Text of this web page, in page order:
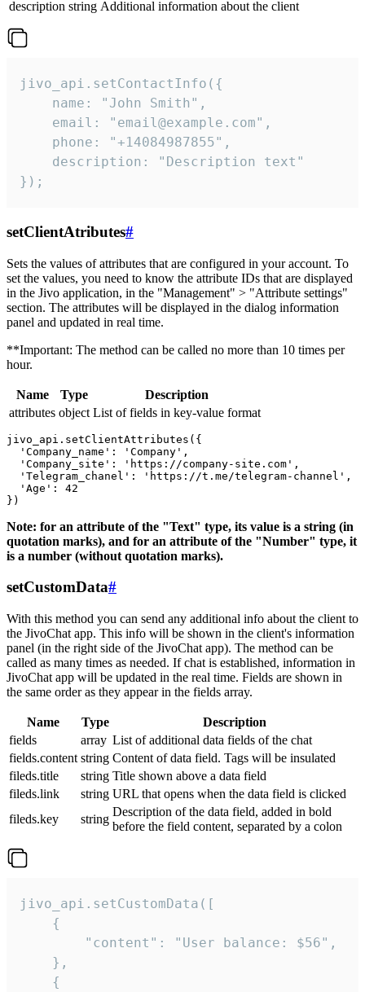
description string Additional information about the client
jivo_api.setContactInfo({
    name: "John Smith",
    email: "email@example.com",
    phone: "+14084987855",
    description: "Description text"
});
setClientAtributes#
Sets the values ​​of attributes that are configured in your account. To
set the values, you need to know the attribute IDs that are displayed
in the Jivo application, in the "Management" > "Attribute settings"
section. The attributes will be displayed in the dialog information
panel and updated in real time.
**Important: The method can be called no more than 10 times per
hour.
Name Type
Description
attributes object List of fields in key-value format
jivo_api.setClientAttributes({
  'Company_name': 'Company',
  'Company_site': 'https://company-site.com',
  'Telegram_chanel': 'https://t.me/telegram-channel',
  'Age': 42
Note: for an attribute of the "Text" type, its value is a string (in
quotation marks), and for an attribute of the "Number" type, it
is a number (without quotation marks).
setCustomData#
With this method you can send any additional info about the client to
the JivoChat app. This info will be shown in the client's information
panel (in the right side of the JivoChat app). The method can be
called as many times as needed. If chat is established, information in
JivoChat app will be updated in the real time. Fields are shown in
the same order as they appear in the fields array.
Name Type
Description
fields
array List of additional data fields of the chat
fields.content string Content of data field. Tags will be insulated
fileds.title
string Title shown above a data field
fileds.link
string URL that opens when the data field is clicked
fileds.key
string
Description of the data field, added in bold
before the field content, separated by a colon
jivo_api.setCustomData([
    {
        "content": "User balance: $56",
    },
    {